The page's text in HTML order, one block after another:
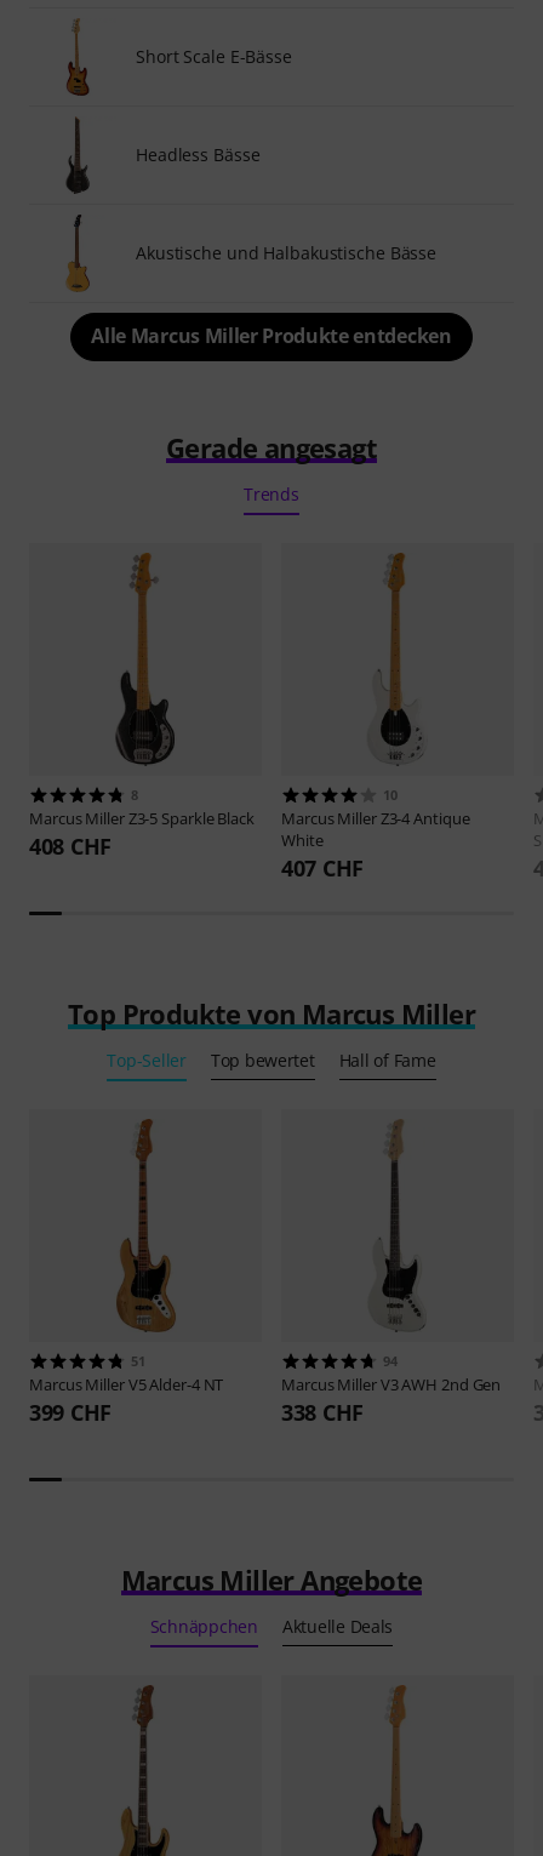
Short Scale E-Bässe
Headless Bässe
Akustische und Halbakustische Bässe
Alle Marcus Miller Produkte entdecken
Gerade angesagt
Trends
8
Marcus MillerZ3-5 Sparkle Black
408 CHF
10
Marcus MillerZ3-4 Antique
White
407 CHF
Top Produkte von Marcus Miller
Top-Seller Top bewertet Hall of Fame
51
Marcus MillerV5 Alder-4 NT
399 CHF
94
Marcus MillerV3 AWH 2nd Gen
338 CHF
Marcus Miller Angebote
Schnäppchen Aktuelle Deals